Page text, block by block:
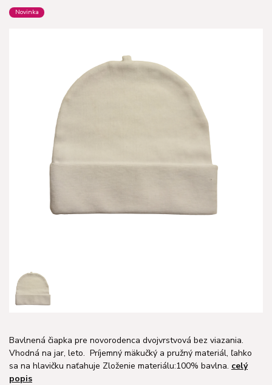
Novinka
Bavlnená čiapka pre novorodenca dvojvrstvová bez viazania.
Vhodná na jar, leto. Príjemný mäkučký a pružný materiál, ľahko
sa na hlavičku naťahuje Zloženie materiálu:100% bavlna. celý
popis